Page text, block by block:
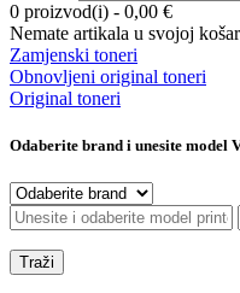
0 proizvod(i) - 0,00 €
Nemate artikala u svojoj
Zamjenski toneri
Obnovljeni original toneri
Original toneri
Odaberite brand i unesite model
Traži